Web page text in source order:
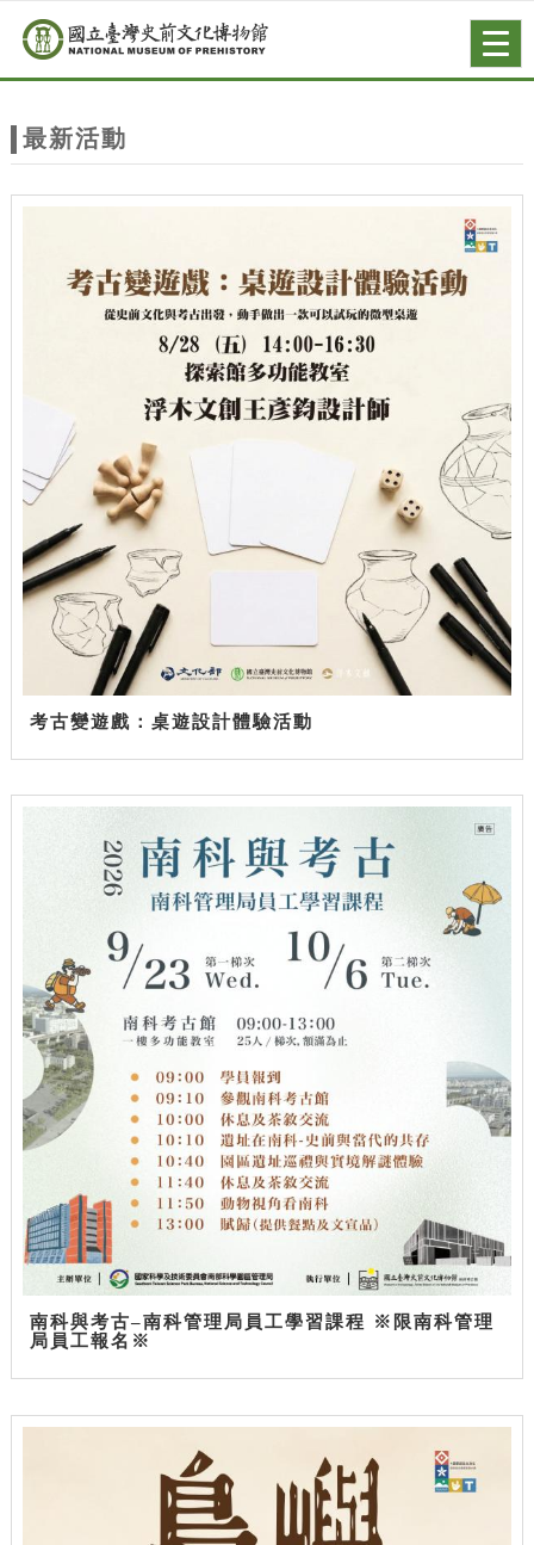
站
主
跳到主要內容
網站導覽
最新活動
考古變遊戲：桌遊設計體驗活動
南科與考古–南科管理局員工學習課程 ※限南科管理
局員工報名※